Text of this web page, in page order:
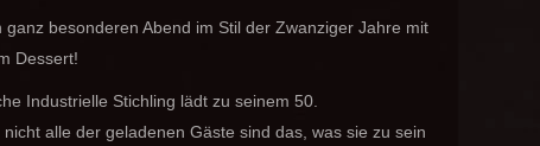
ganz besonderen Abend im Stil der Zwanziger Jahre mit
Dessert!
Industrielle Stichling lädt zu seinem 50.
alle der geladenen Gäste sind das, was sie zu sein